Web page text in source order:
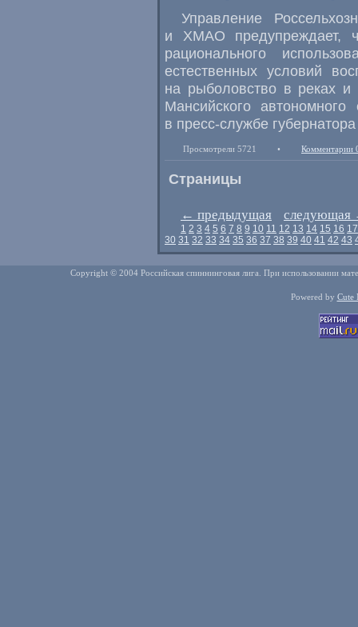
Управление
и ХМАО предупреждает,
рационального
естественных условий
на рыболовство в реках
Мансийского
в пресс-службе
Просмотрели 5721 • Комментарии
Страницы
← предыдущая следующая
1 2 3 4 5 6 7 8 9 10 11 12 13 14 15 16 17
30 31 32 33 34 35 36 37 38 39 40 41 42 43
Copyright © 2004 Российская спиннинговая лига. При использовании
Powered by Cute